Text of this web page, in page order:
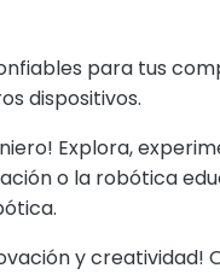
para tus
dispositivos.
Explora,
o la robótica
y creatividad!